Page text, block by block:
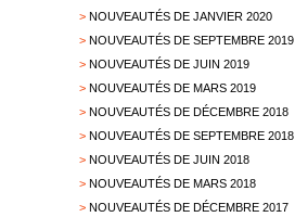
>NOUVEAUTÉS DE JANVIER 2020
>NOUVEAUTÉS DE SEPTEMBRE 2019
>NOUVEAUTÉS DE JUIN 2019
>NOUVEAUTÉS DE MARS 2019
>NOUVEAUTÉS DE DÉCEMBRE 2018
>NOUVEAUTÉS DE SEPTEMBRE 2018
>NOUVEAUTÉS DE JUIN 2018
>NOUVEAUTÉS DE MARS 2018
>NOUVEAUTÉS DE DÉCEMBRE 2017